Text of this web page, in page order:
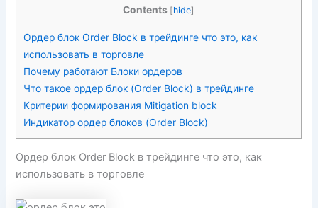
Contents [hide]
Ордер блок Order Block в трейдинге что это, как
использовать в торговле
Почему работают Блоки ордеров
Что такое ордер блок (Order Block) в трейдинге
Критерии формирования Mitigation block
Индикатор ордер блоков (Order Block)
Ордер блок Order Block в трейдинге что это, как
использовать в торговле